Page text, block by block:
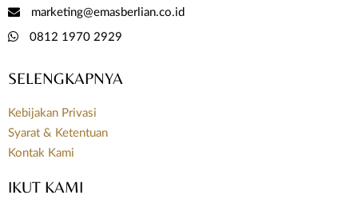
marketing@emasberlian.co.id
0812 1970 2929
SELENGKAPNYA
Kebijakan Privasi
Syarat & Ketentuan
Kontak Kami
IKUT KAMI